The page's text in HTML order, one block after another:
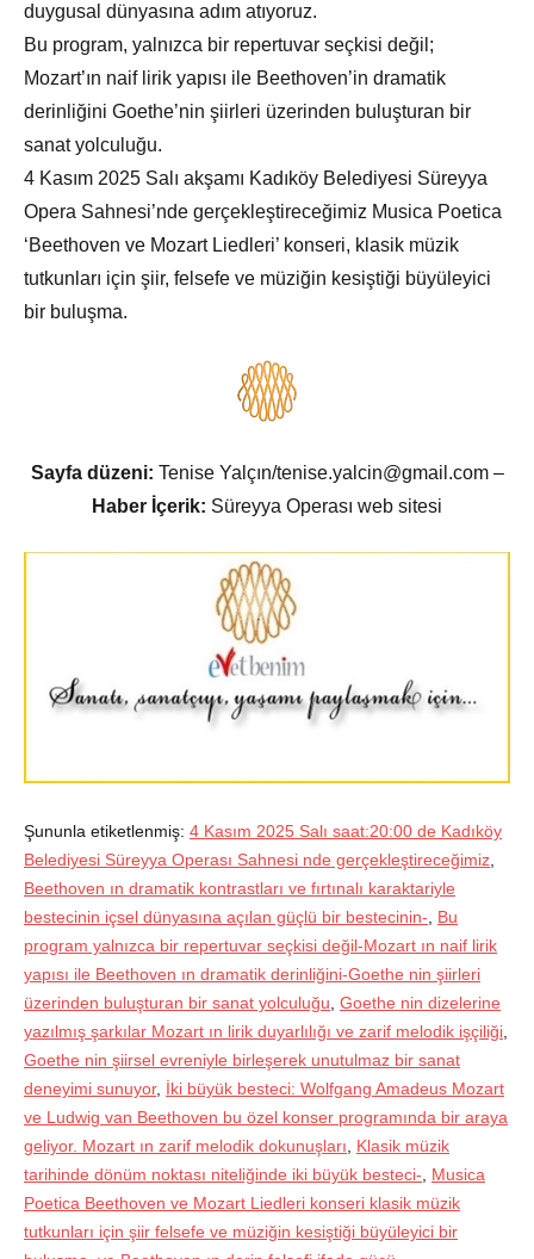
duygusal dünyasına adım atıyoruz.
Bu program, yalnızca bir repertuvar seçkisi değil;
Mozart’ın naif lirik yapısı ile Beethoven’in dramatik
derinliğini Goethe’nin şiirleri üzerinden buluşturan bir
sanat yolculuğu.
4 Kasım 2025 Salı akşamı Kadıköy Belediyesi Süreyya
Opera Sahnesi’nde gerçekleştireceğimiz Musica Poetica
‘Beethoven ve Mozart Liedleri’ konseri, klasik müzik
tutkunları için şiir, felsefe ve müziğin kesiştiği büyüleyici
bir buluşma.
Sayfa düzeni: Tenise Yalçın/tenise.yalcin@gmail.com –
Haber İçerik: Süreyya Operası web sitesi
Şununla etiketlenmiş: 4 Kasım 2025 Salı saat:20:00 de Kadıköy
Belediyesi Süreyya Operası Sahnesi nde gerçekleştireceğimiz
Beethoven ın dramatik kontrastları ve fırtınalı karaktariyle
bestecinin içsel dünyasına açılan güçlü bir bestecinin-
Bu
program yalnızca bir repertuvar seçkisi değil-Mozart ın naif lirik
yapısı ile Beethoven ın dramatik derinliğini-Goethe nin şiirleri
üzerinden buluşturan bir sanat yolculuğu Goethe nin dizelerine
yazılmış şarkılar Mozart ın lirik duyarlılığı ve zarif melodik işçiliği
Goethe nin şiirsel evreniyle birleşerek unutulmaz bir sanat
deneyimi sunuyor, İki büyük besteci: Wolfgang Amadeus Mozart
ve Ludwig van Beethoven bu özel konser programında bir araya
geliyor. Mozart ın zarif melodik dokunuşları
Klasik müzik
tarihinde dönüm noktası niteliğinde iki büyük besteci-
Musica
Poetica Beethoven ve Mozart Liedleri konseri klasik müzik
tutkunları için şiir felsefe ve müziğin kesiştiği büyüleyici bir